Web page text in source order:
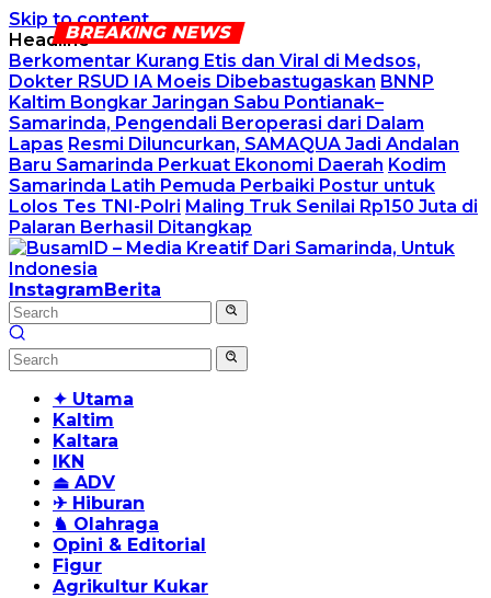
Skip to content
Headline
Berkomentar Kurang Etis dan Viral di Medsos,
Dokter RSUD IA Moeis Dibebastugaskan BNNP
Kaltim Bongkar Jaringan Sabu Pontianak–
Samarinda, Pengendali Beroperasi dari Dalam
Lapas Resmi Diluncurkan, SAMAQUA Jadi Andalan
Baru Samarinda Perkuat Ekonomi Daerah Kodim
Samarinda Latih Pemuda Perbaiki Postur untuk
Lolos Tes TNI-Polri Maling Truk Senilai Rp150 Juta di
Palaran Berhasil Ditangkap
InstagramBerita
✦ Utama
Kaltim
Kaltara
IKN
⏏ ADV
✈ Hiburan
♞ Olahraga
Opini & Editorial
Figur
Agrikultur Kukar